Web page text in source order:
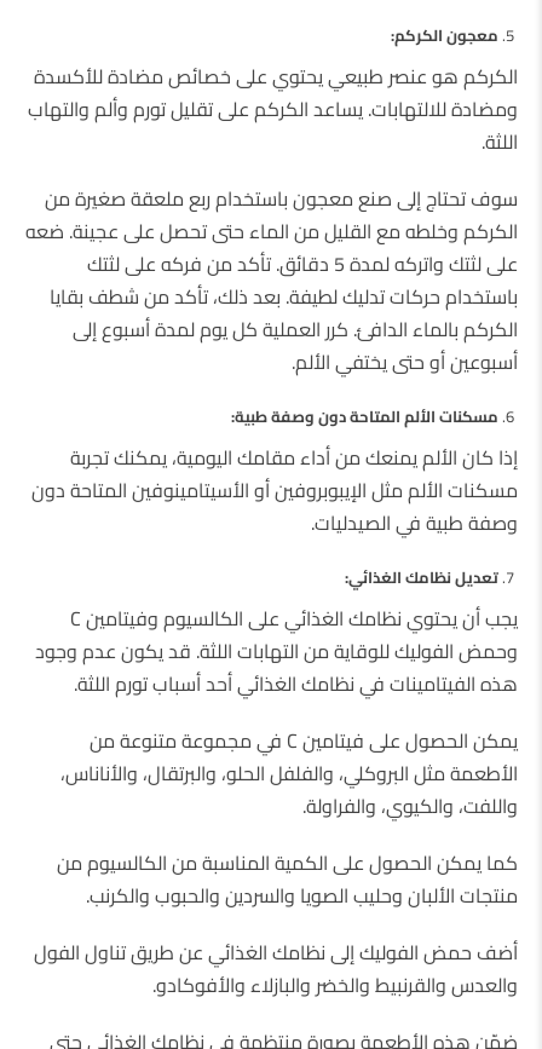
معجون الكركم:
الكركم هو عنصر طبيعي يحتوي على خصائص مضادة للأكسدة
ومضادة للالتهابات. يساعد الكركم على تقليل تورم وألم والتهاب
اللثة.
سوف تحتاج إلى صنع معجون باستخدام ربع ملعقة صغيرة من
الكركم وخلطه مع القليل من الماء حتى تحصل على عجينة. ضعه
على لثتك واتركه لمدة 5 دقائق. تأكد من فركه على لثتك
باستخدام حركات تدليك لطيفة. بعد ذلك، تأكد من شطف بقايا
الكركم بالماء الدافئ. كرر العملية كل يوم لمدة أسبوع إلى
أسبوعين أو حتى يختفي الألم.
مسكنات الألم المتاحة دون وصفة طبية:
إذا كان الألم يمنعك من أداء مقامك اليومية، يمكنك تجربة
مسكنات الألم مثل الإيبوبروفين أو الأسيتامينوفين المتاحة دون
وصفة طبية في الصيدليات.
تعديل نظامك الغذائي:
يجب أن يحتوي نظامك الغذائي على الكالسيوم وفيتامين C
وحمض الفوليك للوقاية من التهابات اللثة. قد يكون عدم وجود
هذه الفيتامينات في نظامك الغذائي أحد أسباب تورم اللثة.
يمكن الحصول على فيتامين C في مجموعة متنوعة من
الأطعمة مثل البروكلي، والفلفل الحلو، والبرتقال، والأناناس،
واللفت، والكيوي، والفراولة.
كما يمكن الحصول على الكمية المناسبة من الكالسيوم من
منتجات الألبان وحليب الصويا والسردين والحبوب والكرنب.
أضف حمض الفوليك إلى نظامك الغذائي عن طريق تناول الفول
والعدس والقرنبيط والخضر والبازلاء والأفوكادو.
ضمّن هذه الأطعمة بصورة منتظمة في نظامك الغذائي حتى